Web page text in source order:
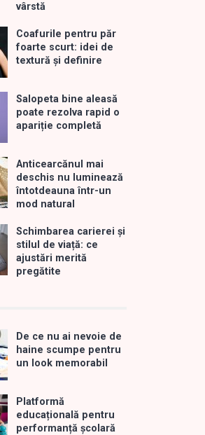
vârstă
Coafurile pentru păr
foarte scurt: idei de
textură și definire
Salopeta bine aleasă
poate rezolva rapid o
apariție completă
Anticearcănul mai
deschis nu luminează
întotdeauna într-un
mod natural
Schimbarea carierei și
stilul de viață: ce
ajustări merită
pregătite
De ce nu ai nevoie de
haine scumpe pentru
un look memorabil
Platformă
educațională pentru
performanță școlară